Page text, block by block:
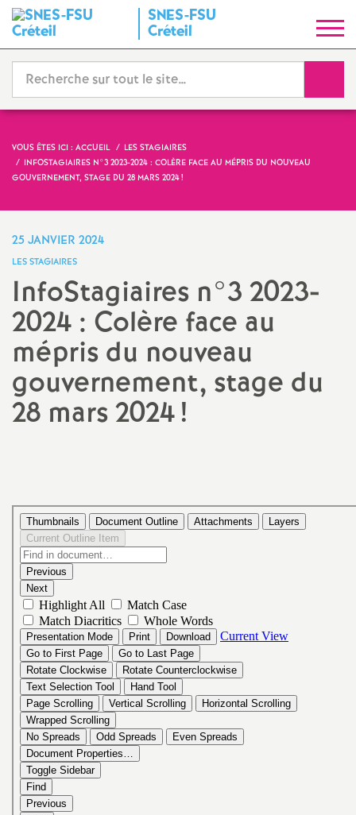
SNES-FSU
Créteil
y
n
d
a
t
a
o
l
e
VOUS ÊTES ICI : ACCUEIL
LES STAGIAIRES
INFOSTAGIAIRES N°3 2023-2024 : COLÈRE FACE AU MÉPRIS DU NOUVEAU
GOUVERNEMENT, STAGE DU 28 MARS 2024!
25 JANVIER 2024
LES STAGIAIRES
InfoStagiaires n°3 2023-
2024 : Colère face au
mépris du nouveau
gouvernement, stage du
28 mars 2024!